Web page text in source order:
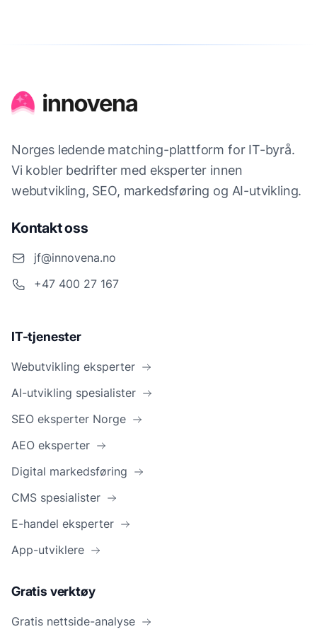
Norges ledende matching-plattform for IT-byrå.
Vi kobler bedrifter med eksperter innen
webutvikling, SEO, markedsføring og AI-utvikling.
Kontakt oss
jf@innovena.no
+47 400 27 167
IT-tjenester
Webutvikling eksperter
AI-utvikling spesialister
SEO eksperter Norge
AEO eksperter
Digital markedsføring
CMS spesialister
E-handel eksperter
App-utviklere
Gratis verktøy
Gratis nettside-analyse